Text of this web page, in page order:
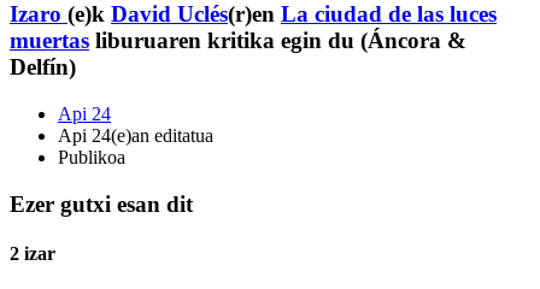
Izaro (e)k David Uclés(r)en La ciudad de las luces
muertas liburuaren kritika egin du (Áncora &
Delfín)
Api 24
Api 24(e)an editatua
Publikoa
Ezer gutxi esan dit
2 izar